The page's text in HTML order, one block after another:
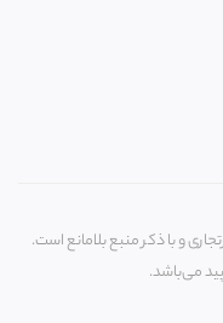
و با ذکر منبع بلامانع است.
می‌باشد.